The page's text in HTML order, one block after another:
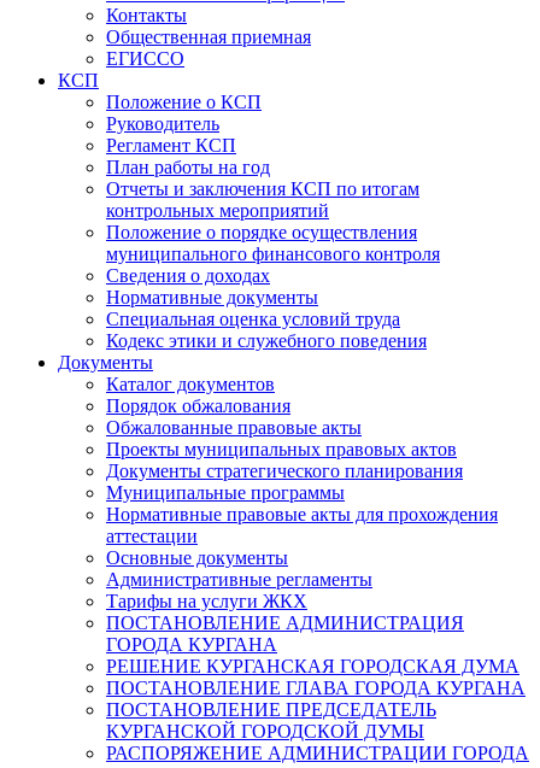
Контакты
Общественная приемная
ЕГИССО
КСП
Положение о КСП
Руководитель
Регламент КСП
План работы на год
Отчеты и заключения КСП по итогам
контрольных мероприятий
Положение о порядке осуществления
муниципального финансового контроля
Сведения о доходах
Нормативные документы
Специальная оценка условий труда
Кодекс этики и служебного поведения
Документы
Каталог документов
Порядок обжалования
Обжалованные правовые акты
Проекты муниципальных правовых актов
Документы стратегического планирования
Муниципальные программы
Нормативные правовые акты для прохождения
аттестации
Основные документы
Административные регламенты
Тарифы на услуги ЖКХ
ПОСТАНОВЛЕНИЕ АДМИНИСТРАЦИЯ
ГОРОДА КУРГАНА
РЕШЕНИЕ КУРГАНСКАЯ ГОРОДСКАЯ ДУМА
ПОСТАНОВЛЕНИЕ ГЛАВА ГОРОДА КУРГАНА
ПОСТАНОВЛЕНИЕ ПРЕДСЕДАТЕЛЬ
КУРГАНСКОЙ ГОРОДСКОЙ ДУМЫ
РАСПОРЯЖЕНИЕ АДМИНИСТРАЦИИ ГОРОДА